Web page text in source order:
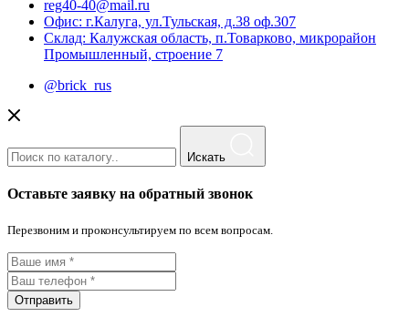
reg40-40@mail.ru
Офис: г.Калуга, ул.Тульская, д.38 оф.307
Склад: Калужская область, п.Товарково, микрорайон
Промышленный, строение 7
@brick_rus
Искать
Оставьте заявку на обратный звонок
Перезвоним и проконсультируем по всем вопросам.
Отправить